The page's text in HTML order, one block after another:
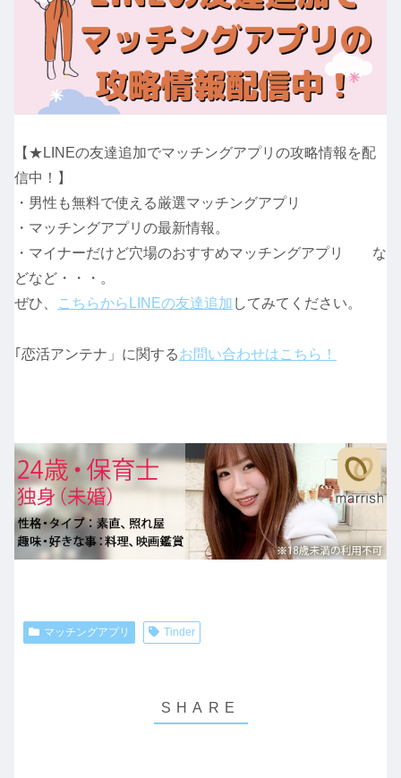
【★LINEの友達追加でマッチングアプリの攻略情報を配
信中！】
・男性も無料で使える厳選マッチングアプリ
・マッチングアプリの最新情報。
・マイナーだけど穴場のおすすめマッチングアプリ な
どなど・・・。
ぜひ、
こちらからLINEの友達追加 してみてください。
｢恋活アンテナ」に関するお問い合わせはこちら！
マッチングアプリ Tinder